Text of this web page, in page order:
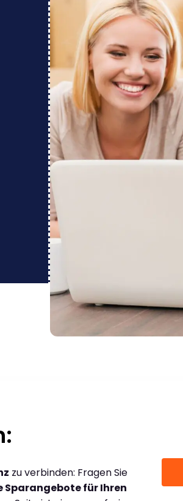
zu verbinden: Fragen Sie
für Ihren